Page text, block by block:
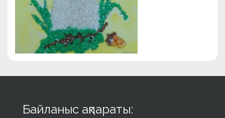
Байланыс ақпараты: